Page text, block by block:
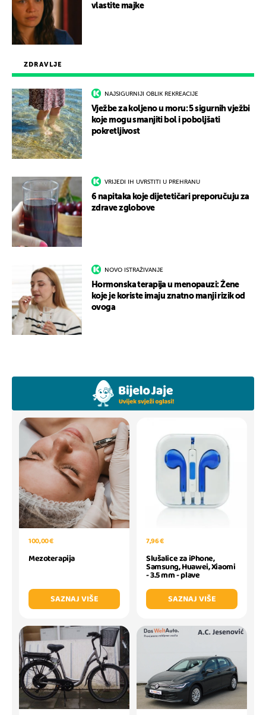
ZDRAVLJE
NAJSIGURNIJI OBLIK REKREACIJE
Vježbe za koljeno u moru: 5 sigurnih vježbi
koje mogu smanjiti bol i poboljšati
pokretljivost
VRIJEDI IH UVRSTITI U PREHRANU
6 napitaka koje dijetetičari preporučuju za
zdrave zglobove
NOVO ISTRAŽIVANJE
Hormonska terapija u menopauzi: Žene
koje je koriste imaju znatno manji rizik od
ovoga
vlastite majke
100,00 €
Mezoterapija
SAZNAJ VIŠE
7,96 €
Slušalice za iPhone,
Samsung, Huawei, Xiaomi
- 3.5 mm - plave
SAZNAJ VIŠE